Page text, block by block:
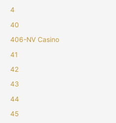
4
40
406-NV Casino
41
42
43
44
45